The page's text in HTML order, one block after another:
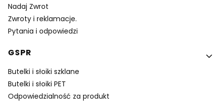
Nadaj Zwrot
Zwroty i reklamacje.
Pytania i odpowiedzi
GSPR
Butelki i słoiki szklane
Butelki i słoiki PET
Odpowiedzialność za produkt